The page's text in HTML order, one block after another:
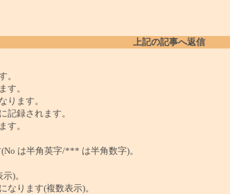
上記の記事へ返信
。
す。
ります。
記録されます。
す。
は半角英字/*** は半角数字)。
)。
なります(複数表示)。